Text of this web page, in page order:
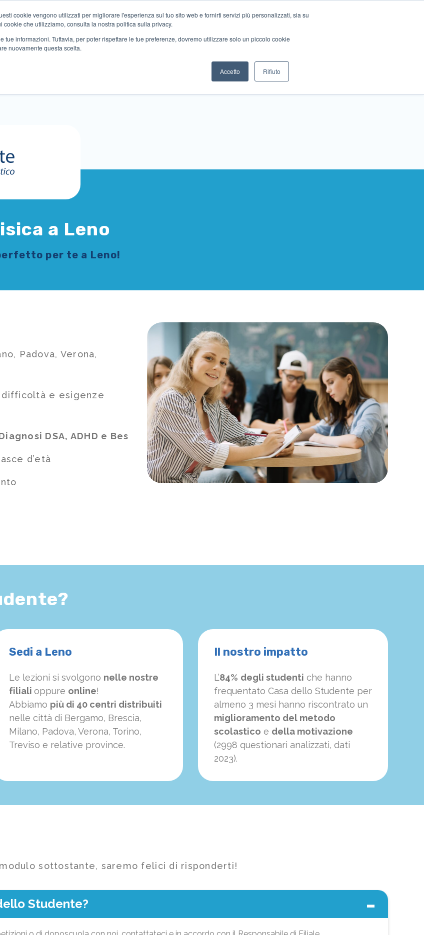
cookie vengono utilizzati per migliorare l'esperienza sul tuo sito web e fornirti servizi più personalizzati, sia su
che utilizziamo, consulta la nostra politica sulla privacy.
tue informazioni. Tuttavia, per poter rispettare le tue preferenze, dovremo utilizzare solo un piccolo cookie
nuovamente questa scelta.
Accetto Rifiuto
a Leno
per te a Leno!
Padova, Verona,
difficoltà e esigenze
DSA, ADHD e Bes
d’età
Sedi a Leno
Le lezioni si svolgono nelle nostre
filiali oppure online!
Abbiamo più di 40 centri distribuiti
nelle città di Bergamo, Brescia,
Milano, Padova, Verona, Torino,
Treviso e relative province.
Il nostro impatto
L’84% degli studenti che hanno
frequentato Casa dello Studente per
almeno 3 mesi hanno riscontrato un
miglioramento del metodo
scolastico e della motivazione
(2998 questionari analizzati, dati
2023).
sottostante, saremo felici di risponderti!
Studente?